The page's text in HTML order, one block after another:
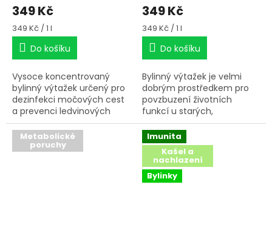
349 Kč
Měrná
cena:
349 Kč / 1 l
Do košíku
Vysoce koncentrovaný
bylinný výtažek určený pro
dezinfekci močových cest
a prevenci ledvinových
onemocnění,
349 Kč
Měrná
cena:
349 Kč / 1 l
Do košíku
Bylinný výtažek je velmi
dobrým prostředkem pro
povzbuzení životních
funkcí u starých,
nemocných a doléčujících
se koní.
Metabolické
poruchy
Imunita
Kašel a
nachlazení
Bylinky